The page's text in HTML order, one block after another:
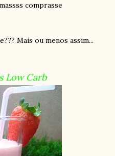
comprasse
Mais ou menos assim...
Low Carb